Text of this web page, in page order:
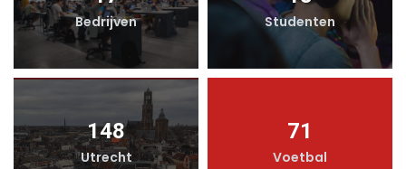
Bedrijven Studenten
148
Utrecht
71
Voetbal